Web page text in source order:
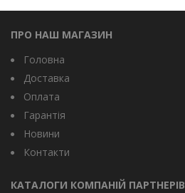
ПРО НАШ МАГАЗИН
Головна
Доставка
Оплата
Гарантія
Новини
Контакти
КАТАЛОГИ КОМПАНІЙ ПАРТНЕРІВ